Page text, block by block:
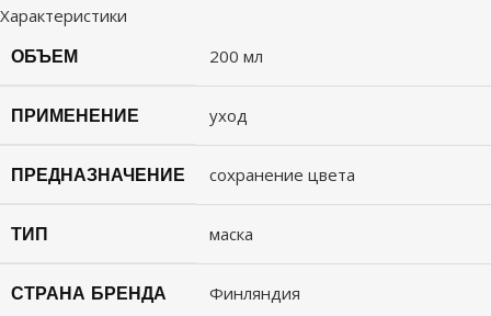
Характеристики
ОБЪЕМ
200 мл
ПРИМЕНЕНИЕ уход
ПРЕДНАЗНАЧЕНИЕ сохранение цвета
ТИП маска
СТРАНА БРЕНДА Финляндия